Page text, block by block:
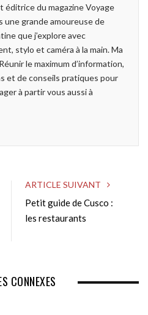
o
k
r
+
I
n
éditrice du magazine Voyage
une grande amoureuse de
que j’explore avec
stylo et caméra à la main. Ma
le maximum d’information,
et de conseils pratiques pour
à partir vous aussi à
ARTICLE SUIVANT
Petit guide de Cusco :
les restaurants
CONNEXES